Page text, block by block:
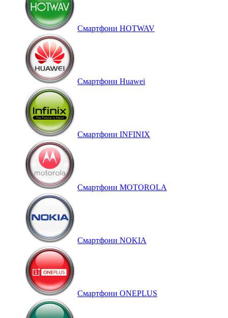
Смартфони HOTWAV
Смартфони Huawei
Смартфони INFINIX
Смартфони MOTOROLA
Смартфони NOKIA
Смартфони ONEPLUS